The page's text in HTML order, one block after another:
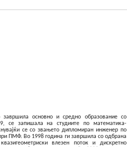
основно и средно образование со
се запишала на студиите по математика-
се со звањето дипломиран инженер по
ПМФ. Во 1998 година ги завршила со одбрана
влезен поток и дискретно